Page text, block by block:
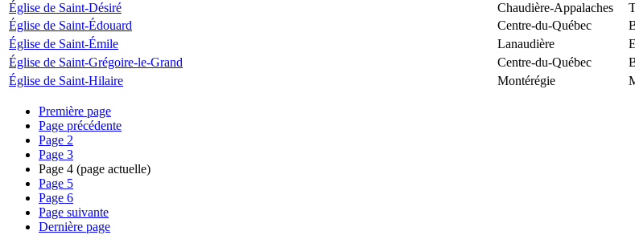
Église de Saint-Désiré
Chaudière-Appalaches
Église de Saint-Édouard
Centre-du-Québec
Église de Saint-Émile
Lanaudière
Église de Saint-Grégoire-le-Grand
Centre-du-Québec
Église de Saint-Hilaire
Montérégie
Première page
Page précédente
Page 2
Page 3
Page 4 (page actuelle)
Page 5
Page 6
Page suivante
Dernière page